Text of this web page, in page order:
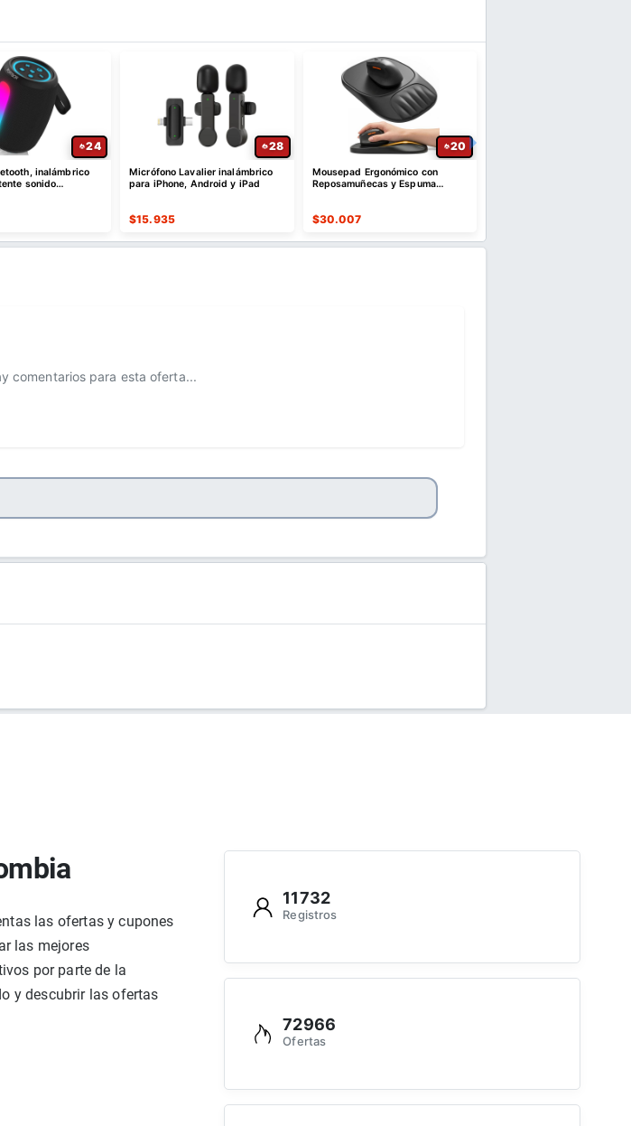
24
inalámbrico
sonido
28
Micrófono Lavalier inalámbrico
para iPhone, Android y iPad
$15.935
20
Mousepad Ergonómico con
Reposamuñecas y Espuma
$30.007
comentarios para esta oferta...
las ofertas y cupones
las mejores
por parte de la
y descubrir las ofertas
11732
Registros
72966
Ofertas